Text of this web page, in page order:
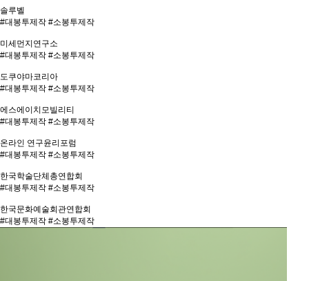
솔루벨
#대봉투제작 #소봉투제작
미세먼지연구소
#대봉투제작 #소봉투제작
도쿠야마코리아
#대봉투제작 #소봉투제작
에스에이치모빌리티
#대봉투제작 #소봉투제작
온라인 연구윤리포럼
#대봉투제작 #소봉투제작
한국학술단체총연합회
#대봉투제작 #소봉투제작
한국문화예술회관연합회
#대봉투제작 #소봉투제작